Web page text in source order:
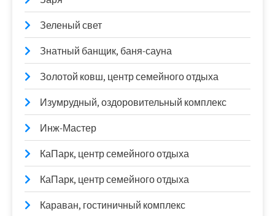
Зеленый свет
Знатный банщик, баня-сауна
Золотой ковш, центр семейного отдыха
Изумрудный, оздоровительный комплекс
Инж-Мастер
КаПарк, центр семейного отдыха
КаПарк, центр семейного отдыха
Караван, гостиничный комплекс